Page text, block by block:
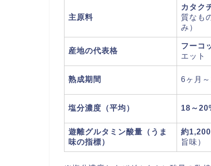
主原料
カタク
質なも
み）
産地の代表格
フーコ
エット
熟成期間 6ヶ月
塩分濃度（平均） 18～
遊離グルタミン酸量（うま
味の指標）
約
旨味）